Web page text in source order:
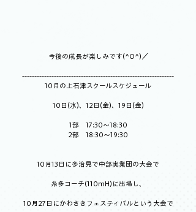
今後の成長が楽しみです(^O^)／
--------------------------------------------------------------
10月の上石津スクールスケジュール
10日(水)、12日(金)、19日(金)
1部　17:30～18:30
2部　18:30～19:30
10月13日に多治見で中部実業団の大会で
糸多コーチ(110mH)に出場し、
10月27日にかわさきフェスティバルという大会で